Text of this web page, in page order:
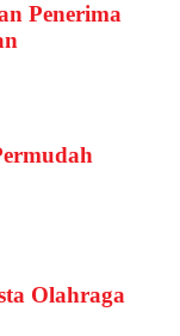
Penerima
Olahraga